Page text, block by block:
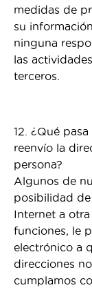
medidas de
su
ninguna
las
terceros.
12. ¿Qué
reenvío la
persona?
Algunos de
posibilidad
Internet a
funciones, le
electrónico a
direcciones
cumplamos